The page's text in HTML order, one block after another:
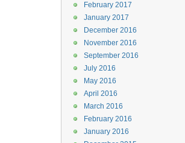
February 2017
January 2017
December 2016
November 2016
September 2016
July 2016
May 2016
April 2016
March 2016
February 2016
January 2016